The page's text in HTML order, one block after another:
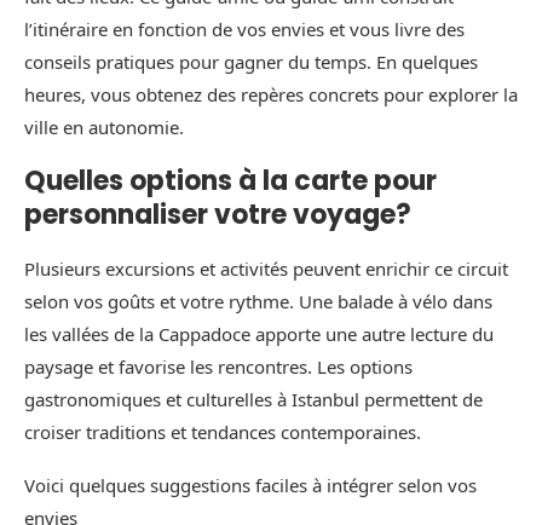
l’itinéraire en fonction de vos envies et vous livre des
conseils pratiques pour gagner du temps. En quelques
heures, vous obtenez des repères concrets pour explorer la
ville en autonomie.
Quelles options à la carte pour
personnaliser votre voyage?
Plusieurs excursions et activités peuvent enrichir ce circuit
selon vos goûts et votre rythme. Une balade à vélo dans
les vallées de la Cappadoce apporte une autre lecture du
paysage et favorise les rencontres. Les options
gastronomiques et culturelles à Istanbul permettent de
croiser traditions et tendances contemporaines.
Voici quelques suggestions faciles à intégrer selon vos
envies